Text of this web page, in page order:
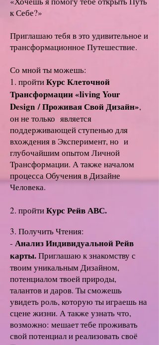
к Себе?»
Приглашаю тебя в это удивительное и
трансформационное Путешествие.
Со мной ты можешь:
1. пройтиКурс Клеточной
Трансформации «living Your
Design / Проживая Свой Дизайн»,
он не только является
поддерживающей ступенью для
вхождения в Эксперимент, но и
глубочайшим опытом Личной
Трансформации. А также началом
процесса Обучения в Дизайне
Человека.
2. пройтиКурс Рейв АВС.
3. Получить Чтения:
- Анализ Индивидуальной Рейв
карты.Приглашаю к знакомству с
твоим уникальным Дизайном,
потенциалом твоей природы,
талантов и даров. Ты сможешь
увидеть роль, которую ты играешь на
сцене жизни. А также узнать что,
возможно: мешает тебе проживать
свой потенциал и реализовать своё